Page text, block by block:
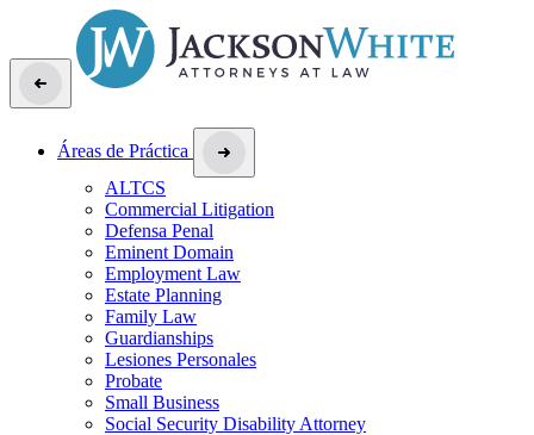
Áreas de Práctica
ALTCS
Commercial Litigation
Defensa Penal
Eminent Domain
Employment Law
Estate Planning
Family Law
Guardianships
Lesiones Personales
Probate
Small Business
Social Security Disability Attorney